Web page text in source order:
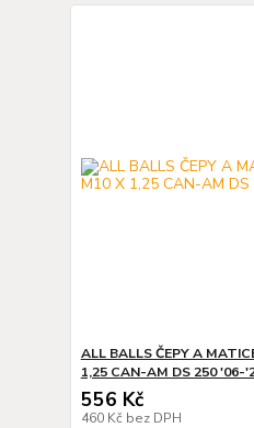
ALL BALLS ČEPY A
1,25 CAN-AM DS 250 '06-
556 Kč
460 Kč bez DPH